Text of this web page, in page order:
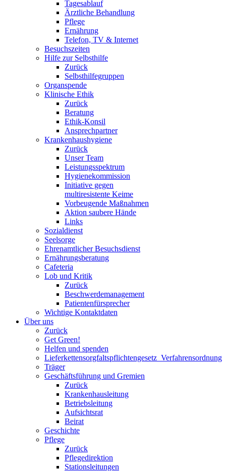
Tagesablauf
Ärztliche Behandlung
Pflege
Ernährung
Telefon, TV & Internet
Besuchszeiten
Hilfe zur Selbsthilfe
Zurück
Selbsthilfegruppen
Organspende
Klinische Ethik
Zurück
Beratung
Ethik-Konsil
Ansprechpartner
Krankenhaushygiene
Zurück
Unser Team
Leistungsspektrum
Hygienekommission
Initiative gegen
multiresistente Keime
Vorbeugende Maßnahmen
Aktion saubere Hände
Links
Sozialdienst
Seelsorge
Ehrenamtlicher Besuchsdienst
Ernährungsberatung
Cafeteria
Lob und Kritik
Zurück
Beschwerdemanagement
Patientenfürsprecher
Wichtige Kontaktdaten
Über uns
Zurück
Get Green!
Helfen und spenden
Lieferkettensorgfaltspflichtengesetz_Verfahrensordnung
Träger
Geschäftsführung und Gremien
Zurück
Krankenhausleitung
Betriebsleitung
Aufsichtsrat
Beirat
Geschichte
Pflege
Zurück
Pflegedirektion
Stationsleitungen